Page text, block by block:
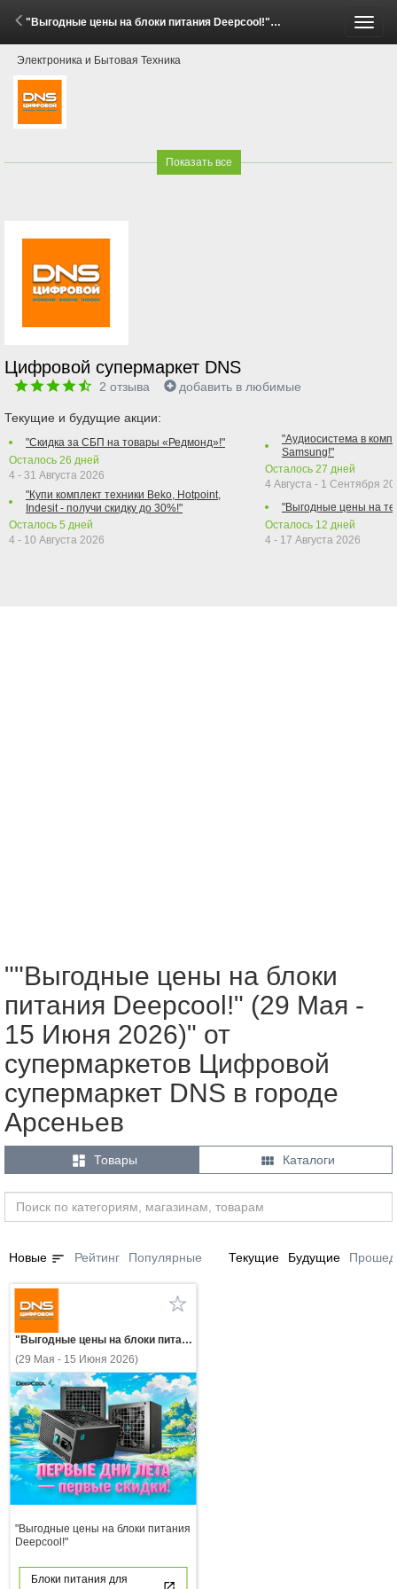
"Выгодные цены на блоки питания Deepcool!" (29 Мая - 15 Июня 2026)
Электроника и Бытовая Техника
Показать все
Цифровой супермаркет DNS
2 отзыва добавить в любимые
Текущие и будущие акции:
"Скидка за СБП на товары «Редмонд»!"
Осталось 26 дней
4 - 31 Августа 2026
"Купи комплект техники Beko, Hotpoint,
Indesit - получи скидку до 30%!"
Осталось 5 дней
4 - 10 Августа 2026
"Аудиосистема в
Samsung!"
Осталось 27 дней
4 Августа - 1 Сентября
"Выгодные цены на
Осталось 12 дней
4 - 17 Августа 2026
""Выгодные цены на блоки
питания Deepcool!" (29 Мая -
15 Июня 2026)" от
супермаркетов Цифровой
супермаркет DNS в городе
Арсеньев
 Товары  Каталоги
Новые sort Рейтинг Популярные Текущие Будущие
"Выгодные цены на блоки питания Deepcool!"
(29 Мая - 15 Июня 2026)
"Выгодные цены на блоки питания
Deepcool!"
Блоки питания для